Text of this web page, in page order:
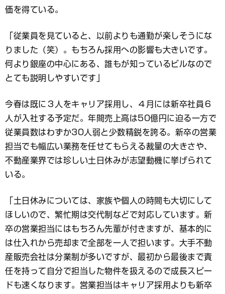
価を得ている。
「従業員を見ていると、以前よりも通勤が楽しそうにな
りました（笑）。もちろん採用への影響も大きいです。
何より銀座の中心にある、誰もが知っているビルなので
とても説明しやすいです」
今春は既に３人をキャリア採用し、４月には新卒社員６
人が入社する予定だ。年間売上高は50億円に迫る一方で
従業員数はわずか30人弱と少数精鋭を誇る。新卒の営業
担当でも幅広い業務を任せてもらえる裁量の大きさや、
不動産業界では珍しい土日休みが志望動機に挙げられて
いる。
「土日休みについては、家族や個人の時間も大切にして
ほしいので、繁忙期は交代制などで対応しています。新
卒の営業担当にはもちろん先輩が付きますが、基本的に
は仕入れから売却まで全部を一人で担います。大手不動
産販売会社は分業制が多いですが、最初から最後まで責
任を持って自分で担当した物件を扱えるので成長スピー
ドも速くなります。営業担当はキャリア採用よりも新卒